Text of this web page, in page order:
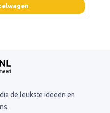
de leukste ideeën en